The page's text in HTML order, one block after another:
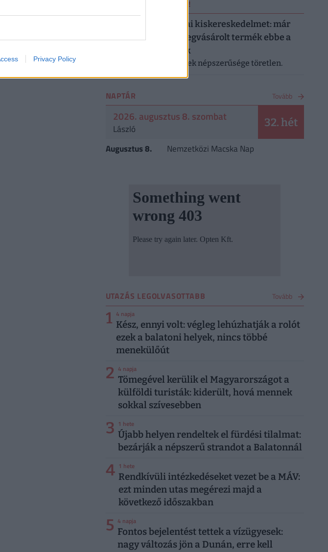
Privacy Policy
ERRŐL NE MARADJ LE!
Letarolták az európai kiskereskedelmet: már
minden második megvásárolt termék ebbe a
kategóriába tartozik
A saját márkás termékek népszerűsége töretlen.
NAPTÁR Tovább
2026. augusztus 8. szombat
László 32. hét
Augusztus 8. Nemzetközi Macska Nap
UTAZÁS LEGOLVASOTTABB Tovább
1 4 napja
Kész, ennyi volt: végleg lehúzhatják a rolót
ezek a balatoni helyek, nincs többé
menekülőút
2 4 napja
Tömegével kerülik el Magyarországot a
külföldi turisták: kiderült, hová mennek
sokkal szívesebben
3 1 hete
Újabb helyen rendeltek el fürdési tilalmat:
bezárják a népszerű strandot a Balatonnál
4 1 hete
Rendkívüli intézkedéseket vezet be a MÁV:
ezt minden utas megérezi majd a
következő időszakban
5 4 napja
Fontos bejelentést tettek a vízügyesek:
nagy változás jön a Dunán, erre kell